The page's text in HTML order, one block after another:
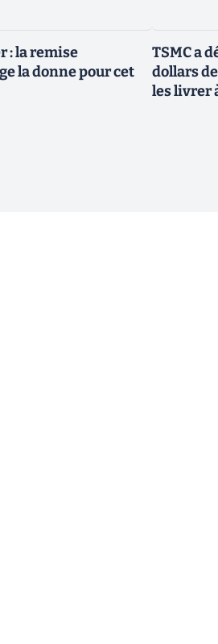
: la remise
la donne pour cet
TSMC a
dollars
les livrer